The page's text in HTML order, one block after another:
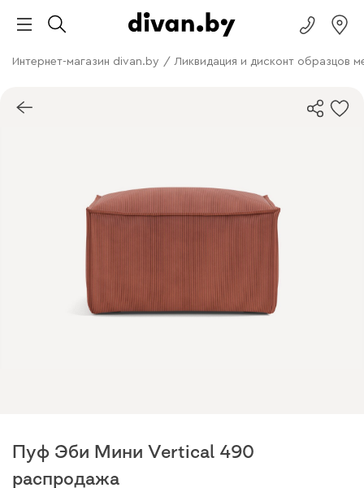
Интернет-магазин divan.by / Ликвидация и дисконт образцов
Пуф Эби Мини Vertical 490
распродажа